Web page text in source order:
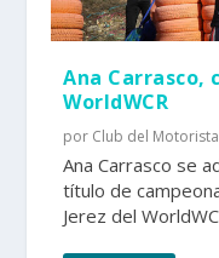
Ana Carrasco,
WorldWCR
por Club del Motorista
Ana Carrasco se
título de
Jerez del